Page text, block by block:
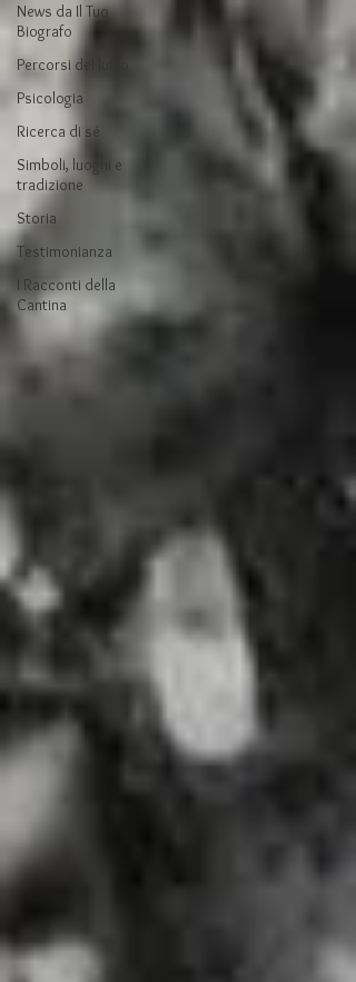
News da Il Tuo
Biografo
Percorsi del lutto
Psicologia
Ricerca di sé
Simboli, luoghi e
tradizione
Storia
Testimonianza
I Racconti della
Cantina